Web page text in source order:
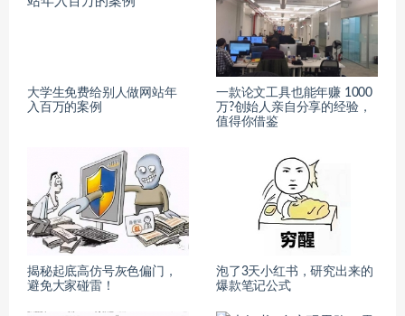
​大学生免费给别人做网站年
入百万的案例
一款论文工具也能年赚 1000
万?创始人亲自分享的经验，
值得你借鉴
揭秘起底高仿号灰色偏门，
避免大家碰雷！
泡了3天小红书，研究出来的
爆款笔记公式